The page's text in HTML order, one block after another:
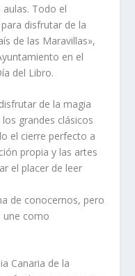
Todo el
disfrutar de la
de las Maravillas»,
en el
del Libro.
de la magia
grandes clásicos
el cierre perfecto a
propia y las artes
el placer de leer
de conocernos, pero
une como
Canaria de la